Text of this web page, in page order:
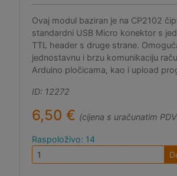
Ovaj modul baziran je na CP2102
standardni USB Micro konektor s
TTL header s druge strane.
jednostavnu i brzu komunikaciju
Arduino pločicama, kao i upload
ID: 12272
6,50 € (cijena s uračunatim
Raspoloživo: 14